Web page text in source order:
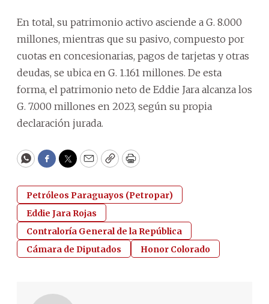
En total, su patrimonio activo asciende a G. 8.000
millones, mientras que su pasivo, compuesto por
cuotas en concesionarias, pagos de tarjetas y otras
deudas, se ubica en G. 1.161 millones. De esta
forma, el patrimonio neto de Eddie Jara alcanza los
G. 7.000 millones en 2023, según su propia
declaración jurada.
WhatsApp
Facebook
Twitter
EmailCopyPrint
Petróleos Paraguayos (Petropar)
Eddie Jara Rojas
Contraloría General de la República
Cámara de Diputados
Honor Colorado